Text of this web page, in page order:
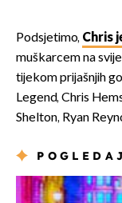
Podsjetimo, Chris
muškarcem na
tijekom prijašnjih
Legend, Chris
Shelton, Ryan